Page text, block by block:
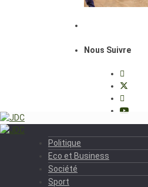
Nous Suivre
Politique
Eco et Business
Société
Sport